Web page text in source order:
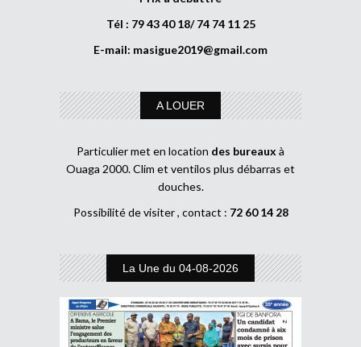
Tél : 79 43 40 18/ 74 74 11 25
E-mail: masigue2019@gmail.com
A LOUER
Particulier met en location des bureaux à
Ouaga 2000. Clim et ventilos plus débarras et
douches.
Possibilité de visiter , contact : 72 60 14 28
La Une du 04-08-2026